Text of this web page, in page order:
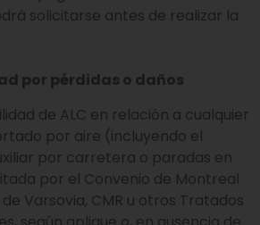
solicitarse antes de realizar la
por pérdidas o daños
de ALC en relación a cualquier
por aire (incluyendo el
por carretera o paradas en
por el Convenio de Montreal
Varsovia, CMR u otros Tratados